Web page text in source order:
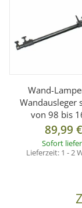
Technische
Auszugslänge:
Wand-/
Material:
Montage:
Wand-
Wandausleger
von 98 bis
89,99 €
Sofort
Lieferzeit: 1 - 2